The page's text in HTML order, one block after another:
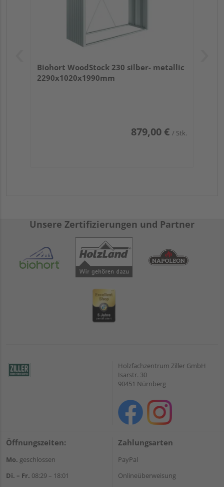
Biohort WoodStock 230 silber- metallic
2290x1020x1990mm
879,00 € / Stk.
Unsere Zertifizierungen und Partner
Holzfachzentrum Ziller GmbH
Isarstr. 30
90451 Nürnberg
Öffnungszeiten:
Mo. geschlossen
Di. – Fr. 08:29 – 18:01
Zahlungsarten
PayPal
Onlineüberweisung